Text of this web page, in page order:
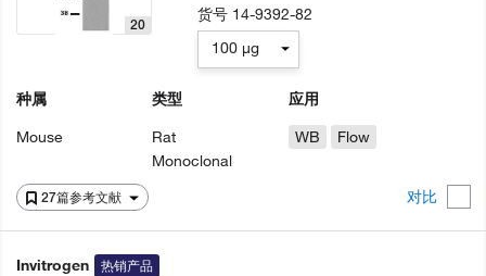
27篇参考文献 对比
20
种属
Mouse
类型
Rat
Monoclonal
应用
WB
Flow
货号 14-9392-82
100 µg
Invitrogen 热销产品